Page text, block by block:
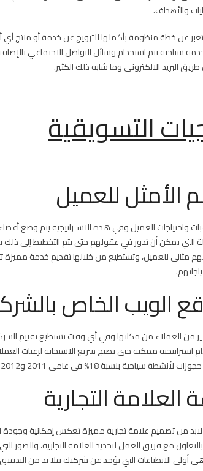
والأهداف.
عن خطة منظومة بأكملها للترويج عن خدمة أو منتج أي
سياحية يتم استخدام وسائل التواصل الاجتماعي
البريد الالكتروني وما شابه ذلك الكثير.
التسويقية
الأمثل للعميل
واحتياجات العميل وفي هذه الاستراتيجية يتم وضع
التي يمكن أن تدور في عقولهم حتى يتم التخطيط إلى
مثالي للعميل، وتستطيع من خلالها تقديم خدمة
الويب الخاص
من العملاء من مكانها وفي أي وقت تستطيع تقييم
ممكنة حتى يصبح سريع الاستجابة لرغبات
بنسبة 18% في عامي 2011 و2012.
العلامة التجارية
لابد من تصميم علامة تجارية مميزة تعكس إمكانية وجودة
مع فريق العمل لتحديد العلامة التجارية،
الانطباعات التي تؤخذ عن شركتك فلا بد من التدقيق